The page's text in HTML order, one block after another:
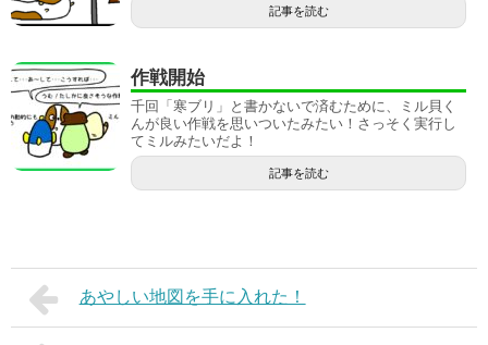
記事を読む
作戦開始
千回「寒ブリ」と書かないで済むために、ミル貝く
んが良い作戦を思いついたみたい！さっそく実行し
てミルみたいだよ！
記事を読む
あやしい地図を手に入れた！